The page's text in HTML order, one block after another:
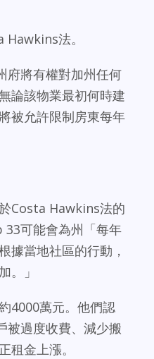
法。
府將有權對加州任何
論該物業最初何時建
被允許限制房東每年
Costa Hawkins法的
可能會為州「每年
據當地社區的行動，
。」
4000萬元。他們認
被過度收費、減少搬
租金上漲。